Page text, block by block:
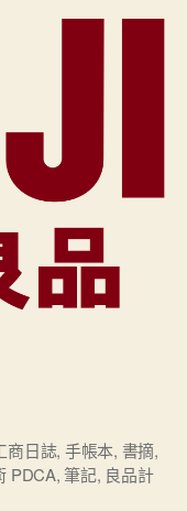
商日誌, 手帳本, 書摘,
PDCA,筆記, 良品計